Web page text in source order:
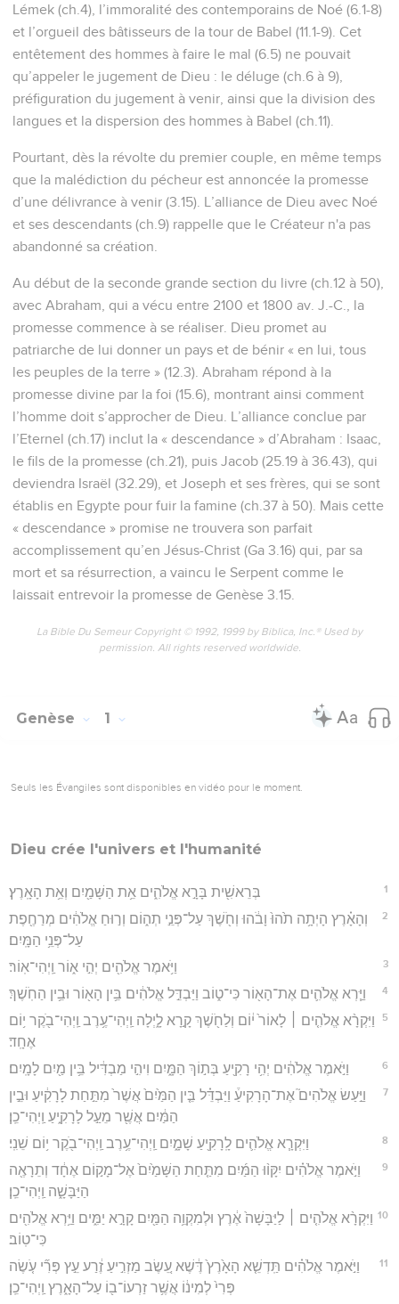
Lémek (ch.4), l’immoralité des contemporains de Noé (6.1-8)
et l’orgueil des bâtisseurs de la tour de Babel (11.1-9). Cet
entêtement des hommes à faire le mal (6.5) ne pouvait
qu’appeler le jugement de Dieu : le déluge (ch.6 à 9),
préfiguration du jugement à venir, ainsi que la division des
langues et la dispersion des hommes à Babel (ch.11).
Pourtant, dès la révolte du premier couple, en même temps
que la malédiction du pécheur est annoncée la promesse
d’une délivrance à venir (3.15). L’alliance de Dieu avec Noé
et ses descendants (ch.9) rappelle que le Créateur n'a pas
abandonné sa création.
Au début de la seconde grande section du livre (ch.12 à 50),
avec Abraham, qui a vécu entre 2100 et 1800 av. J.-C., la
promesse commence à se réaliser. Dieu promet au
patriarche de lui donner un pays et de bénir « en lui, tous
les peuples de la terre » (12.3). Abraham répond à la
promesse divine par la foi (15.6), montrant ainsi comment
l’homme doit s’approcher de Dieu. L’alliance conclue par
l’Eternel (ch.17) inclut la « descendance » d’Abraham : Isaac,
le fils de la promesse (ch.21), puis Jacob (25.19 à 36.43), qui
deviendra Israël (32.29), et Joseph et ses frères, qui se sont
établis en Egypte pour fuir la famine (ch.37 à 50). Mais cette
« descendance » promise ne trouvera son parfait
accomplissement qu’en Jésus-Christ (Ga 3.16) qui, par sa
mort et sa résurrection, a vaincu le Serpent comme le
laissait entrevoir la promesse de Genèse 3.15.
La Bible Du Semeur Copyright © 1992, 1999 by Biblica, Inc.® Used by
permission. All rights reserved worldwide.
Genèse 1
Seuls les Évangiles sont disponibles en vidéo pour le moment.
Dieu crée l'univers et l'humanité
1 בְּרֵאשִׁ֖ית בָּרָ֣א אֱלֹהִ֑ים אֵ֥ת הַשָּׁמַ֖יִם וְאֵ֥ת הָאָֽרֶץ׃
2
וְהָאָ֗רֶץ הָיְתָ֥ה תֹ֙הוּ֙ וָבֹ֔הוּ וְחֹ֖שֶׁךְ עַל־פְּנֵ֣י תְה֑וֹם וְר֣וּחַ אֱלֹהִ֔ים מְרַחֶ֖פֶת
עַל־פְּנֵ֥י הַמָּֽיִם׃
3 וַיֹּ֥אמֶר אֱלֹהִ֖ים יְהִ֣י א֑וֹר וַֽיְהִי־אֽוֹר׃
4 וַיַּ֧רְא אֱלֹהִ֛ים אֶת־הָא֖וֹר כִּי־ט֑וֹב וַיַּבְדֵּ֣ל אֱלֹהִ֔ים בֵּ֥ין הָא֖וֹר וּבֵ֥ין הַחֹֽשֶׁךְ׃
5
וַיִּקְרָ֨א אֱלֹהִ֤ים ׀ לָאוֹר֙ י֔וֹם וְלַחֹ֖שֶׁךְ קָ֣רָא לָ֑יְלָה וַֽיְהִי־עֶ֥רֶב וַֽיְהִי־בֹ֖קֶר י֥וֹם
אֶחָֽד׃
6 וַיֹּ֣אמֶר אֱלֹהִ֔ים יְהִ֥י רָקִ֖יעַ בְּת֣וֹךְ הַמָּ֑יִם וִיהִ֣י מַבְדִּ֔יל בֵּ֥ין מַ֖יִם לָמָֽיִם׃
7
וַיַּ֣עַשׂ אֱלֹהִים֮ אֶת־הָרָקִיעַ֒ וַיַּבְדֵּ֗ל בֵּ֤ין הַמַּ֙יִם֙ אֲשֶׁר֙ מִתַּ֣חַת לָרָקִ֔יעַ וּבֵ֣ין
הַמַּ֔יִם אֲשֶׁ֖ר מֵעַ֣ל לָרָקִ֑יעַ וַֽיְהִי־כֵֽן׃
8 וַיִּקְרָ֧א אֱלֹהִ֛ים לָֽרָקִ֖יעַ שָׁמָ֑יִם וַֽיְהִי־עֶ֥רֶב וַֽיְהִי־בֹ֖קֶר י֥וֹם שֵׁנִֽי׃
9
וַיֹּ֣אמֶר אֱלֹהִ֗ים יִקָּו֨וּ הַמַּ֜יִם מִתַּ֤חַת הַשָּׁמַ֙יִם֙ אֶל־מָק֣וֹם אֶחָ֔ד וְתֵרָאֶ֖ה
הַיַּבָּשָׁ֑ה וַֽיְהִי־כֵֽן׃
10 וַיִּקְרָ֨א אֱלֹהִ֤ים ׀ לַיַּבָּשָׁה֙ אֶ֔רֶץ וּלְמִקְוֵ֥ה הַמַּ֖יִם קָרָ֣א יַמִּ֑ים וַיַּ֥רְא אֱלֹהִ֖ים
כִּי־טֽוֹב׃
11
וַיֹּ֣אמֶר אֱלֹהִ֗ים תַּֽדְשֵׁ֤א הָאָ֙רֶץ֙ דֶּ֔שֶׁא עֵ֚שֶׂב מַזְרִ֣יעַ זֶ֔רַע עֵ֣ץ פְּרִ֞י עֹ֤שֶׂה
פְּרִי֙ לְמִינ֔וֹ אֲשֶׁ֥ר זַרְעוֹ־ב֖וֹ עַל־הָאָ֑רֶץ וַֽיְהִי־כֵֽן׃